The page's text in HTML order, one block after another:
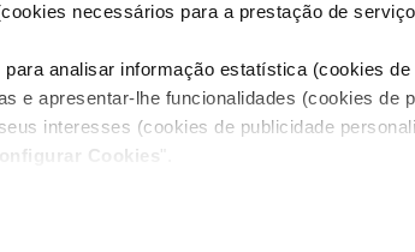
necessários para a prestação de
analisar informação estatística (cookies de
e apresentar-lhe funcionalidades (cookies de
interesses (cookies de publicidade
Cookies ".
do Fórum NOS Accessibility statement